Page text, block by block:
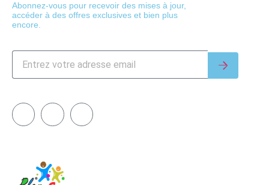
Abonnez-vous pour recevoir des mises à jour,
accéder à des offres exclusives et bien plus
encore.